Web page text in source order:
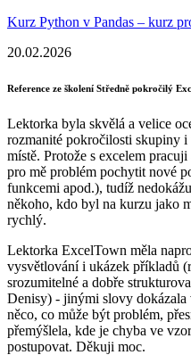
Kurz Python v Pandas – kurz
20.02.2026
Reference ze školení Středně pokročilý
Lektorka byla skvělá a velice
rozmanité pokročilosti skupiny
místě. Protože s excelem
pro mě problém pochytit nové
funkcemi apod.), tudíž
někoho, kdo byl na kurzu jako
rychlý.
Lektorka ExcelTown měla
vysvětlování i ukázek příkladů
srozumitelné a dobře
Denisy) - jinými slovy dokázala
něco, co může být problém,
přemýšlela, kde je chyba ve
postupovat. Děkuji moc.